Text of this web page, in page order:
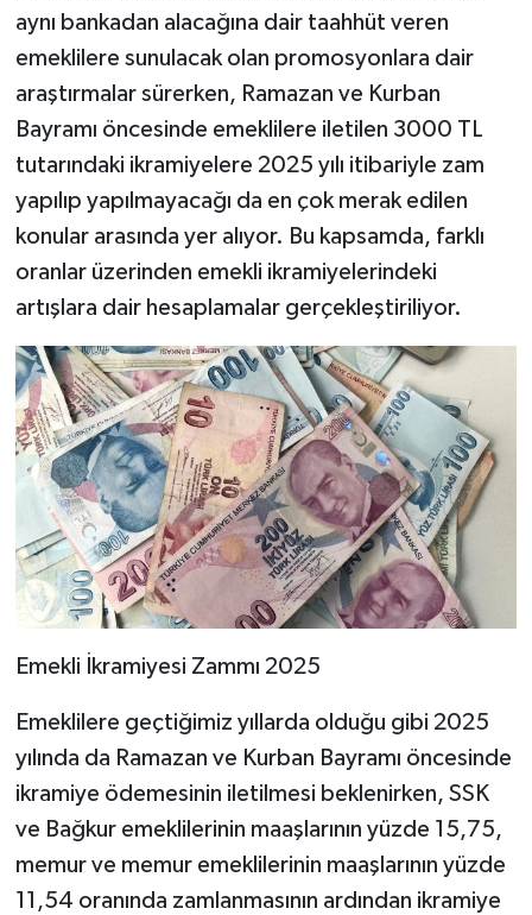
aynı bankadan alacağına dair taahhüt veren
emeklilere sunulacak olan promosyonlara dair
araştırmalar sürerken, Ramazan ve Kurban
Bayramı öncesinde emeklilere iletilen 3000 TL
tutarındaki ikramiyelere 2025 yılı itibariyle zam
yapılıp yapılmayacağı da en çok merak edilen
konular arasında yer alıyor. Bu kapsamda, farklı
oranlar üzerinden emekli ikramiyelerindeki
artışlara dair hesaplamalar gerçekleştiriliyor.
Emekli İkramiyesi Zammı 2025
Emeklilere geçtiğimiz yıllarda olduğu gibi 2025
yılında da Ramazan ve Kurban Bayramı öncesinde
ikramiye ödemesinin iletilmesi beklenirken, SSK
ve Bağkur emeklilerinin maaşlarının yüzde 15,75,
memur ve memur emeklilerinin maaşlarının yüzde
11,54 oranında zamlanmasının ardından ikramiye